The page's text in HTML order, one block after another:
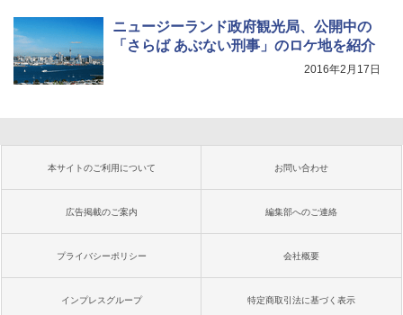
ニュージーランド政府観光局、公開中の
「さらば あぶない刑事」のロケ地を紹介
2016年2月17日
本サイトのご利用について お問い合わせ
広告掲載のご案内 編集部へのご連絡
プライバシーポリシー 会社概要
インプレスグループ 特定商取引法に基づく表示